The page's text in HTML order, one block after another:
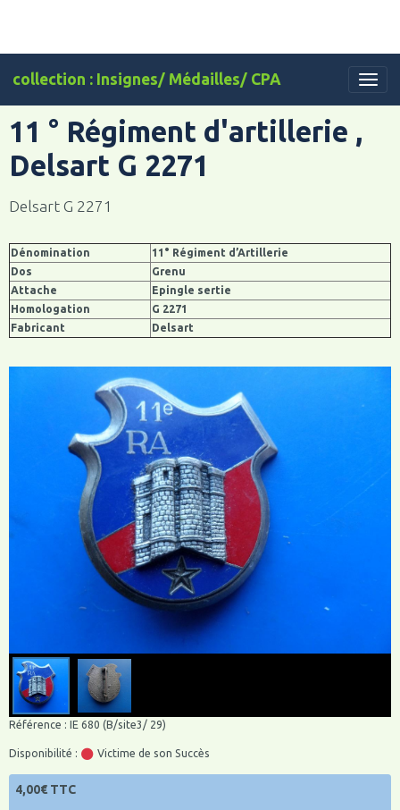
collection : Insignes/ Médailles/ CPA
11 ° Régiment d'artillerie ,
Delsart G 2271
Delsart G 2271
Dénomination
11° Régiment d’Artillerie
Dos
Grenu
Attache
Epingle sertie
Homologation
G 2271
Fabricant
Delsart
Référence : IE 680 (B/site3/ 29)
Disponibilité : Victime de son Succès
4,00€ TTC